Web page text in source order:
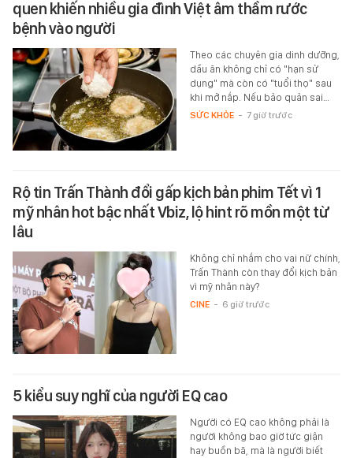
quen khiến nhiều gia đình Việt âm thầm rước
bệnh vào người
Theo các chuyên gia dinh dưỡng,
dầu ăn không chỉ có "hạn sử
dụng" mà còn có "tuổi thọ" sau
khi mở nắp. Nếu bảo quản sai…
SỨC KHỎE - 7 giờ trước
Rộ tin Trấn Thành đổi gấp kịch bản phim Tết vì 1
mỹ nhân hot bậc nhất Vbiz, lộ hint rõ mồn một từ
lâu
Không chỉ nhắm cho vai nữ chính,
Trấn Thành còn thay đổi kịch bản
vì mỹ nhân này?
CINE - 6 giờ trước
5 kiểu suy nghĩ của người EQ cao
Người có EQ cao không phải là
người không bao giờ tức giận
hay buồn bã, mà là người biết